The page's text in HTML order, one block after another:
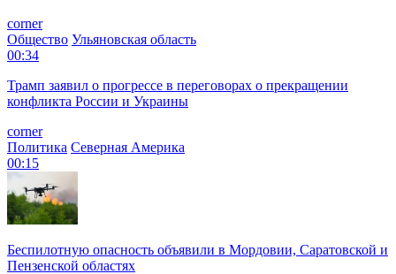
corner
Общество Ульяновская область
00:34
Трамп заявил о прогрессе в переговорах о прекращении
конфликта России и Украины
corner
Политика Северная Америка
00:15
Беспилотную опасность объявили в Мордовии, Саратовской и
Пензенской областях